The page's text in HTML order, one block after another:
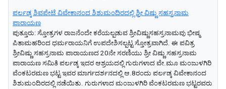
ಪರ್ಲಡ್ಕ ಶಿವಪೇಟೆ ವಿವೇಕಾನಂದ ಶಿಶುಮಂದಿರದಲ್ಲಿ ಶ್ರೀ ವಿಷ್ಣು ಸಹಸ್ರನಾಮ
ಪಾರಾಯಣ
ಪುತ್ತೂರು: ಸ್ತೋತ್ರಗಳ ರಾಜನೆಂದೇ ಕರೆಯಲ್ಪಡುವ ಶ್ರೀವಿಷ್ಣುಸಹಸ್ರನಾಮವು ಭೀಷ್ಮ
ಪಿತಾಮಹರಿಂದ ಧರ್ಮರಾಯನಿಗೆ ಉಪದೇಶಿಸಲ್ಪಟ್ಟ ಸ್ತೋತ್ರವಾಗಿದೆ. ಈ ಪವಿತ್ರ
ಶ್ರೀವಿಷ್ಣು ಸಹಸ್ರನಾಮ ಪಾರಾಯಣದ 20ನೇ ಸರಣಿಯು ಶ್ರೀ ವಿಷ್ಣು ಸಹಸ್ರನಾಮ
ಪಾರಾಯಣ ಸಮಿತಿ ಪರ್ಲಡ್ಕ ಇದರ ಆಶ್ರಯದಲ್ಲಿ ಗುರುಗಳಾದ ವೇ.ಮೂ ಮಂಜುಳಗಿರಿ
ವೆಂಕಟರಮಣ ಭಟ್ಟ ಇವರ ಮಾರ್ಗದರ್ಶನದಲ್ಲಿ ಆ.8ರಂದು ಪರ್ಲಡ್ಕ ವಿವೇಕಾನಂದ
ಶಿಶುಮಂದಿರದಲ್ಲಿ ನಡೆಯಿತು. ಗುರುಗಳಾದ ಮಂಜುಳಗಿರಿ ವೆಂಕಟರಮಣ ಭಟ್ಟರವರು